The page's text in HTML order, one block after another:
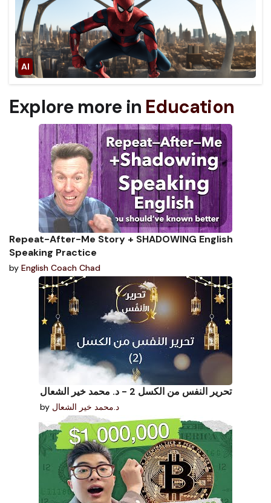
Explore more in Education
Repeat-After-Me Story + SHADOWING English
Speaking Practice
by English Coach Chad
تحرير النفس من الكسل 2 - د. محمد خير الشعال
by د.محمد خير الشعال